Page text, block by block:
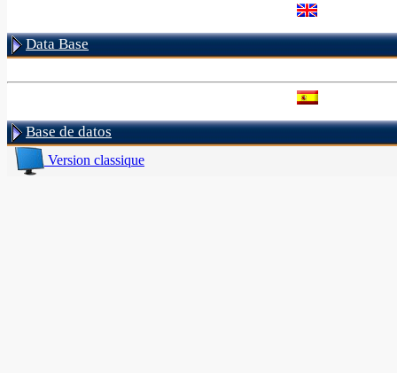
Data Base
Base de datos
Version classique